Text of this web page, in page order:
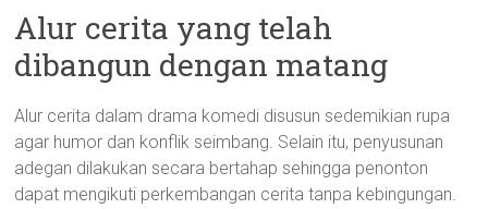
Alur cerita yang telah
dibangun dengan matang
Alur cerita dalam drama komedi disusun sedemikian rupa
agar humor dan konflik seimbang. Selain itu, penyusunan
adegan dilakukan secara bertahap sehingga penonton
dapat mengikuti perkembangan cerita tanpa kebingungan.